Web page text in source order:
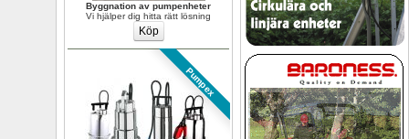
Byggnation av pumpenheter
Vi hjälper dig hitta rätt lösning
Pumpex